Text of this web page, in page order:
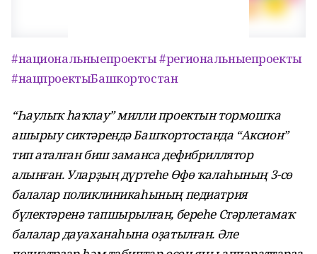
#национальныепроекты#региональныепроекты
#нацпроектыБашкортостан
“Һаулыҡ һаҡлау” милли проектын тормошҡа
ашырыу сиктәрендә Башҡортостанда “Аксион”
тип аталған биш заманса дефибриллятор
алынған. Уларҙың дүртеһе Өфө ҡалаһының 3-сө
балалар поликлиникаһының педиатрия
бүлектәренә тапшырылған, береһе Стәрлетамаҡ
балалар дауаханаһына оҙатылған. Әле